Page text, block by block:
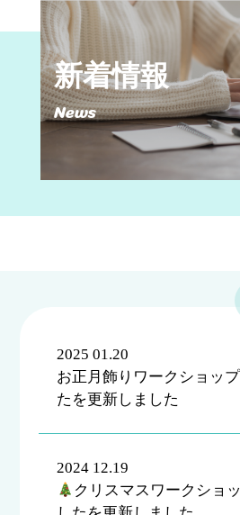
新着情報
News
2025 01.20
お正月飾りワークショッ
たを更新しました
2024 12.19
クリスマスワークショ